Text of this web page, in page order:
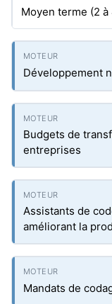
Moyen terme (2 à
Développement
Budgets de
entreprises
Assistants de
améliorant la
Mandats de